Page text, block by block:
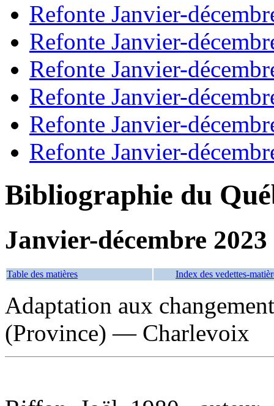
Refonte Janvier-
Refonte Janvier-
Refonte Janvier-
Refonte Janvier-
Refonte Janvier-
Refonte Janvier-
Bibliographie du
Janvier-décembre 2023
Table des matières Index des vedettes-
Adaptation aux
(Province) — Charlevoix